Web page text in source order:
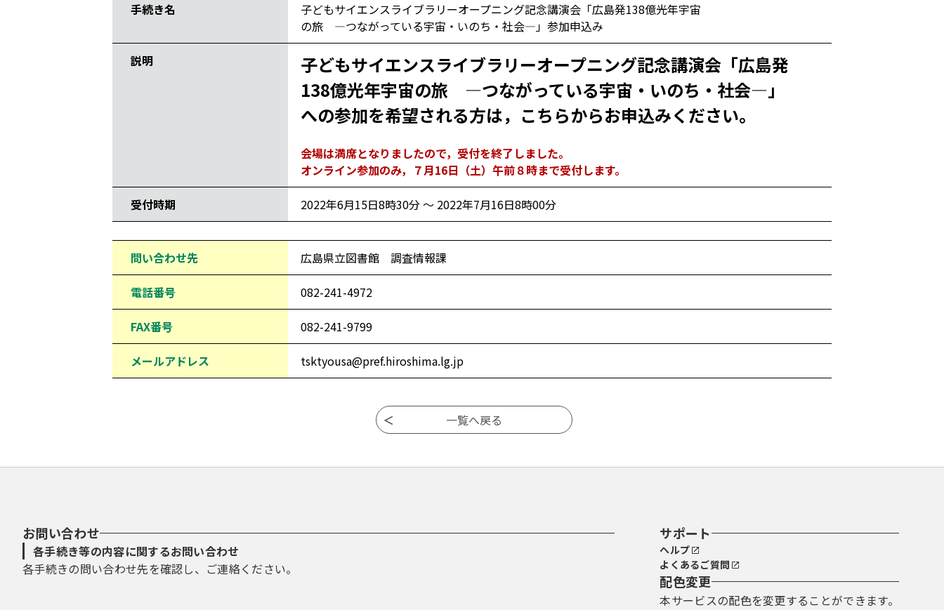
手続き名
子どもサイエンスライブラリーオープニング記念講演会「広島発138億光年宇宙
の旅 ―つながっている宇宙・いのち・社会―」参加申込み
説明
子どもサイエンスライブラリーオープニング記念講演会「広島発
138億光年宇宙の旅 ―つながっている宇宙・いのち・社会―」
への参加を希望される方は，こちらからお申込みください。
会場は満席となりましたので，受付を終了しました。
オンライン参加のみ，７月16日（土）午前８時まで受付します。
受付時期 2022年6月15日8時30分 ～ 2022年7月16日8時00分
問い合わせ先 広島県立図書館 調査情報課
電話番号 082-241-4972
FAX番号 082-241-9799
メールアドレス tsktyousa@pref.hiroshima.lg.jp
お問い合わせ
各手続き等の内容に関するお問い合わせ
各手続きの問い合わせ先を確認し、ご連絡ください。
サポート
ヘルプ
よくあるご質問
配色変更
本サービスの配色を変更することができます。